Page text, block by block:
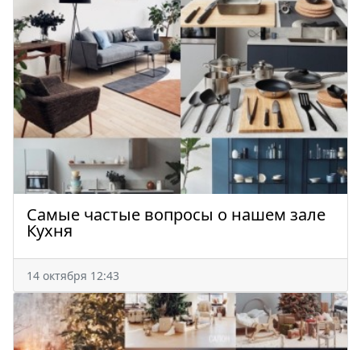
Самые частые вопросы о нашем зале
Кухня
14 октября 12:43